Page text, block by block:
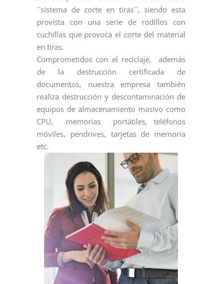
´´sistema de corte en tiras´´, siendo esta
provista con una serie de rodillos con
cuchillas que provoca el corte del material
en tiras.
Comprometidos con el reciclaje, además
de la destrucción certificada de
documentos, nuestra empresa también
realiza destrucción y descontaminación de
equipos de almacenamiento masivo como
CPU, memorias portátiles, teléfonos
móviles, pendrives, tarjetas de memoria
etc.